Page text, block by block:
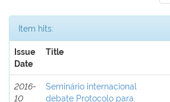
Item hits:
Issue
Date
Title
2016-
10
Seminário internacional
debate Protocolo para